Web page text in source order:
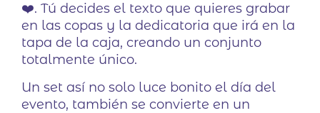
❤️. Tú decides el texto que quieres grabar
en las copas y la dedicatoria que irá en la
tapa de la caja, creando un conjunto
totalmente único.
Un set así no solo luce bonito el día del
evento, también se convierte en un